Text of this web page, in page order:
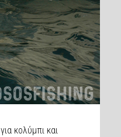
κολύμπι και